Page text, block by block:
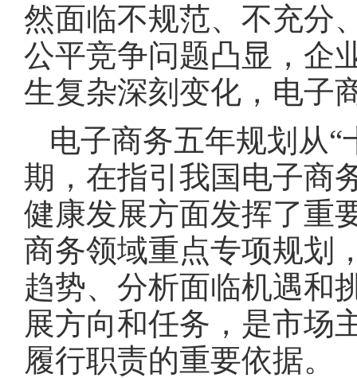
然面临不规范、不充分
公平竞争问题凸显，企
生复杂深刻变化，电子
电子商务五年规划从
期，在指引我国电子商
健康发展方面发挥了重
商务领域重点专项规划
趋势、分析面临机遇和
展方向和任务，是市场
履行职责的重要依据。